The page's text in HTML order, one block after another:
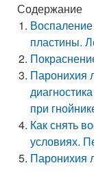
Содержание
Воспаление
пластины.
Паронихия
при
Как снять
условиях.
Паронихия